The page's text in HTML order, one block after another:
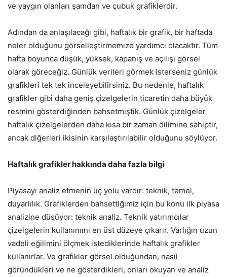
ve yaygın olanları şamdan ve çubuk grafiklerdir.
Adından da anlaşılacağı gibi, haftalık bir grafik, bir haftada
neler olduğunu görselleştirmemize yardımcı olacaktır. Tüm
hafta boyunca düşük, yüksek, kapanış ve açılışı görsel
olarak göreceğiz. Günlük verileri görmek isterseniz günlük
grafikleri tek tek inceleyebilirsiniz. Bu nedenle, haftalık
grafikler gibi daha geniş çizelgelerin ticaretin daha büyük
resmini gösterdiğinden bahsetmiştik. Günlük çizelgeler
haftalık çizelgelerden daha kısa bir zaman dilimine sahiptir,
ancak diğerleri ikisinin karşılaştırılabilir olduğunu söylüyor.
Haftalık grafikler hakkında daha fazla bilgi
Piyasayı analiz etmenin üç yolu vardır: teknik, temel,
duyarlılık. Grafiklerden bahsettiğimiz için bu konu ilk piyasa
analizine düşüyor: teknik analiz. Teknik yatırımcılar
çizelgelerin kullanımını en üst düzeye çıkarır. Varlığın uzun
vadeli eğilimini ölçmek istediklerinde haftalık grafikler
kullanırlar. Ve grafikler görsel olduğundan, nasıl
göründükleri ve ne gösterdikleri, onları okuyan ve analiz